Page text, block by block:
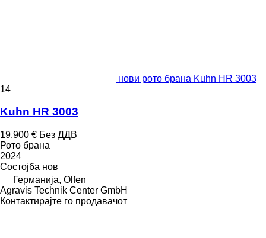
нови рото брана Kuhn HR 3003
14
Kuhn HR 3003
19.900 € Без ДДВ
Рото брана
2024
Состојба нов
Германија, Olfen
Agravis Technik Center GmbH
Контактирајте го продавачот